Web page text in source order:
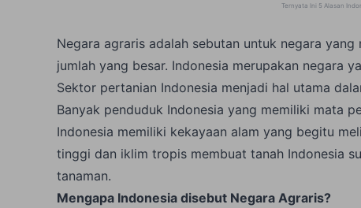
Ternyata Ini 5 Alasan
Negara agraris adalah sebutan untuk negara
jumlah yang besar. Indonesia merupakan negara
Sektor pertanian Indonesia menjadi hal utama
Banyak penduduk Indonesia yang memiliki mata
Indonesia memiliki kekayaan alam yang begitu
tinggi dan iklim tropis membuat tanah Indonesia
tanaman.
Mengapa Indonesia disebut Negara Agraris?